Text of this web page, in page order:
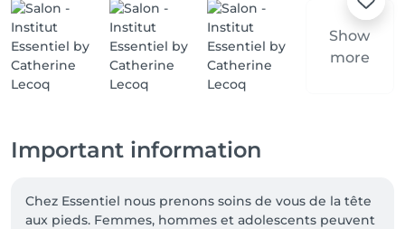
Show
more
Important information
Chez Essentiel nous prenons soins de vous de la tête
aux pieds. Femmes, hommes et adolescents peuvent